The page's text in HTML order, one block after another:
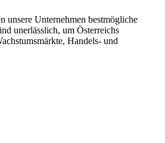
unsere Unternehmen bestmögliche
unerlässlich, um Österreichs
Handels- und